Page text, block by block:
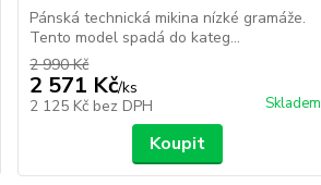
Pánská technická mikina nízké gramáže.
Tento model spadá do kateg...
2 990 Kč
2 571 Kč/ks
2 125 Kč bez DPH Skladem
Koupit